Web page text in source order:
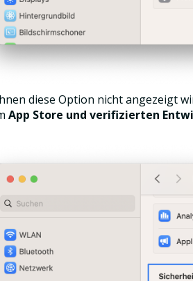
diese Option nicht angezeigt
App Store und verifizierten